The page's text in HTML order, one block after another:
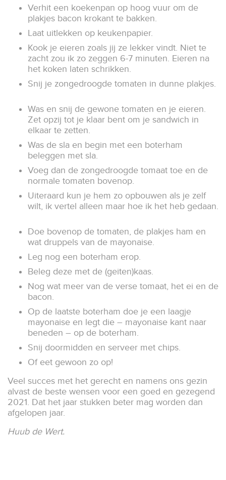
Verhit een koekenpan op hoog vuur om de
plakjes bacon krokant te bakken.
Laat uitlekken op keukenpapier.
Kook je eieren zoals jij ze lekker vindt. Niet te
zacht zou ik zo zeggen 6-7 minuten. Eieren na
het koken laten schrikken.
Snij je zongedroogde tomaten in dunne plakjes.
Was en snij de gewone tomaten en je eieren.
Zet opzij tot je klaar bent om je sandwich in
elkaar te zetten.
Was de sla en begin met een boterham
beleggen met sla.
Voeg dan de zongedroogde tomaat toe en de
normale tomaten bovenop.
Uiteraard kun je hem zo opbouwen als je zelf
wilt, ik vertel alleen maar hoe ik het heb gedaan.
Doe bovenop de tomaten, de plakjes ham en
wat druppels van de mayonaise.
Leg nog een boterham erop.
Beleg deze met de (geiten)kaas.
Nog wat meer van de verse tomaat, het ei en de
bacon.
Op de laatste boterham doe je een laagje
mayonaise en legt die – mayonaise kant naar
beneden – op de boterham.
Snij doormidden en serveer met chips.
Of eet gewoon zo op!
Veel succes met het gerecht en namens ons gezin
alvast de beste wensen voor een goed en gezegend
2021. Dat het jaar stukken beter mag worden dan
afgelopen jaar.
Huub de Wert.